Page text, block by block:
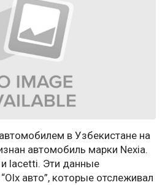
в Узбекистане на
автомобиль марки Nexia.
lacetti. Эти данные
авто”, которые отслеживал